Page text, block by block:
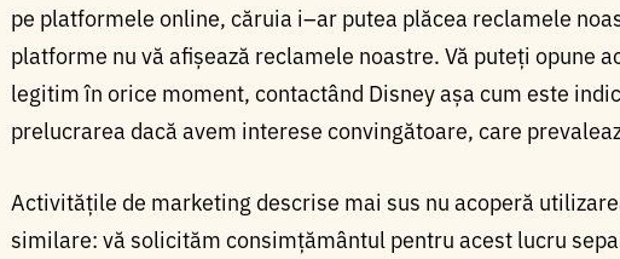
pe platformele online, căruia i–ar putea plăcea reclamele
platforme nu vă afișează reclamele noastre. Vă puteți opune
legitim în orice moment, contactând Disney așa cum este
prelucrarea dacă avem interese convingătoare, care
Activitățile de marketing descrise mai sus nu acoperă
similare: vă solicităm consimțământul pentru acest lucru